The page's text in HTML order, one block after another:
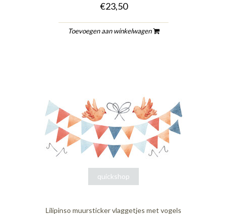
€23,50
Toevoegen aan winkelwagen
quickshop
Lilipinso muursticker vlaggetjes met vogels